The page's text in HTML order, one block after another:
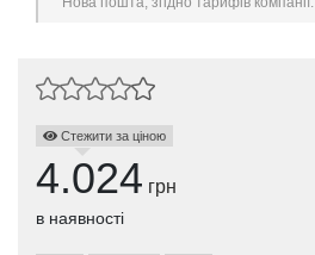
Стежити за ціною
4.024 грн
в наявності